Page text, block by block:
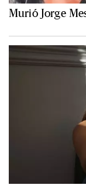
Murió Jorge